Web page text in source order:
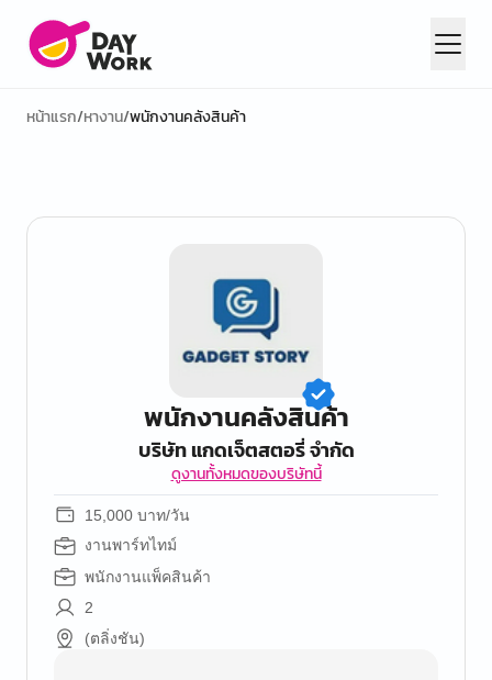
หน้าแรก/หางาน/พนักงานคลังสินค้า
พนักงานคลังสินค้า
บริษัท แกดเจ็ตสตอรี่ จำกัด
ดูงานทั้งหมดของบริษัทนี้
15,000 บาท/วัน
งานพาร์ทไทม์
พนักงานแพ็คสินค้า
2
(ตลิ่งชัน)